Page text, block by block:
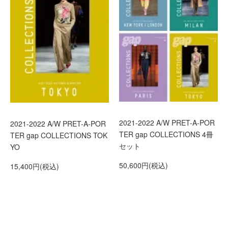
2021-2022 A/W PRET-A-POR
TER gap COLLECTIONS TOK
YO
15,400円(税込)
2021-2022 A/W PRET-A-POR
TER gap COLLECTIONS 4冊
セット
50,600円(税込)